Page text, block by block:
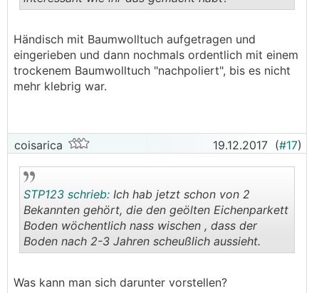
..
Händisch mit Baumwolltuch aufgetragen und
eingerieben und dann nochmals ordentlich mit einem
trockenem Baumwolltuch "nachpoliert", bis es nicht
mehr klebrig war.
coisarica 19.12.2017 (#17)
..
STP123 schrieb: Ich hab jetzt schon von 2
Bekannten gehört, die den geölten Eichenparkett
Boden wöchentlich nass wischen , dass der
Boden nach 2-3 Jahren scheußlich aussieht.
Was kann man sich darunter vorstellen?